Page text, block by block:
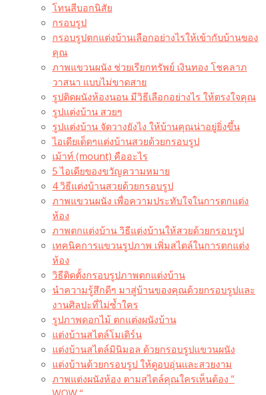
โทนสีบอกนิสัย
กรอบรูป
กรอบรูปตกแต่งบ้านเลือกอย่างไรให้เข้ากับบ้านของ
คุณ
ภาพแขวนผนัง ช่วยเรียกทรัพย์ เงินทอง โชคลาภ
วาสนา แบบไม่ขาดสาย
รูปติดผนังห้องนอน มีวิธีเลือกอย่างไร ให้ตรงใจคุณ
รูปแต่งบ้าน สวยๆ
รูปแต่งบ้าน จัดวางยังไง ให้บ้านคุณน่าอยู่ยิ่งขึ้น
ไอเดียเด็ดๆแต่งบ้านสวยด้วยกรอบรูป
เม้าท์ (mount) คืออะไร​
5 ไอเดียของขวัญความหมาย
4 วิธีแต่งบ้านสวยด้วยกรอบรูป
ภาพแขวนผนัง เพื่อความประทับใจในการตกแต่ง
ห้อง
ภาพตกแต่งบ้าน วิธีแต่งบ้านให้สวยด้วยกรอบรูป
เทคนิคการแขวนรูปภาพ เพิ่มสไตล์ในการตกแต่ง
ห้อง
วิธีติดตั้งกรอบรูปภาพตกแต่งบ้าน
นำความรู้สึกดีๆ มาสู่บ้านของคุณด้วยกรอบรูปและ
งานศิลปะที่ไม่ซ้ำใคร
รูปภาพดอกไม้ ตกแต่งผนังบ้าน
แต่งบ้านสไตล์โมเดิร์น
แต่งบ้านสไตล์มินิมอล ด้วยกรอบรูปแขวนผนัง
แต่งบ้านด้วยกรอบรูป ให้ดูอบอุ่นและสวยงาม
ภาพแต่งผนังห้อง ตามสไตล์คุณใครเห็นต้อง ”